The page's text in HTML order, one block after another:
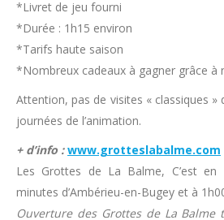
*Livret de jeu fourni
*Durée : 1h15 environ
*Tarifs haute saison
*Nombreux cadeaux à gagner grâce à
Attention, pas de visites « classiques »
journées de l’animation.
+ d’info : www.grotteslabalme.com
Les Grottes de La Balme, C’est
minutes d’Ambérieu-en-Bugey et à
Ouverture des Grottes de La Balme